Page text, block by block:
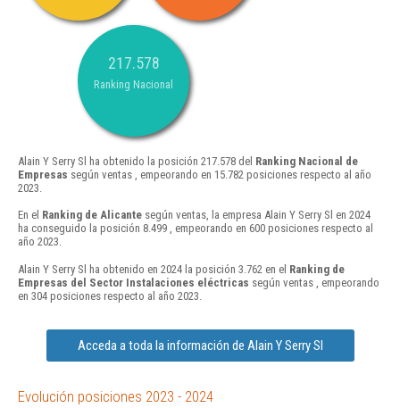
217.578
Ranking Nacional
Alain Y Serry Sl ha obtenido la posición 217.578 del Ranking Nacional de
Empresas según ventas , empeorando en 15.782 posiciones respecto al año
2023.
En el Ranking de Alicante según ventas, la empresa Alain Y Serry Sl en 2024
ha conseguido la posición 8.499 , empeorando en 600 posiciones respecto al
año 2023.
Alain Y Serry Sl ha obtenido en 2024 la posición 3.762 en el Ranking de
Empresas del Sector Instalaciones eléctricas según ventas , empeorando
en 304 posiciones respecto al año 2023.
Acceda a toda la información de Alain Y Serry Sl
Evolución posiciones 2023 - 2024